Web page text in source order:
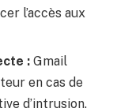
l’accès aux
: Gmail
en cas de
d’intrusion.